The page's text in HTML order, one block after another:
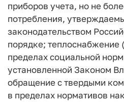
приборов учета, но не
потребления,
законодательством
порядке; теплоснабжение
пределах социальной
установленной Законом
обращение с твердыми
в пределах нормативов